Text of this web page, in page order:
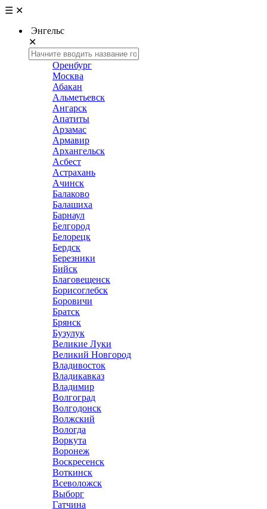
☰ ✕
Энгельс
✕
Оренбург
Москва
Абакан
Альметьевск
Ангарск
Апатиты
Арзамас
Армавир
Архангельск
Асбест
Астрахань
Ачинск
Балаково
Балашиха
Барнаул
Белгород
Белорецк
Бердск
Березники
Бийск
Благовещенск
Борисоглебск
Боровичи
Братск
Брянск
Бузулук
Великие Луки
Великий Новгород
Владивосток
Владикавказ
Владимир
Волгоград
Волгодонск
Волжский
Вологда
Воркута
Воронеж
Воскресенск
Воткинск
Всеволожск
Выборг
Гатчина